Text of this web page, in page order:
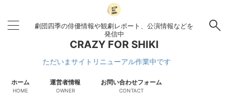
劇団四季の俳優情報や観劇レポート、公演情報などを
発信中
CRAZY FOR SHIKI
ただいまサイトリニューアル作業中です
ホーム
HOME
運営者情報
OWNER
お問い合わせフォーム
CONTACT